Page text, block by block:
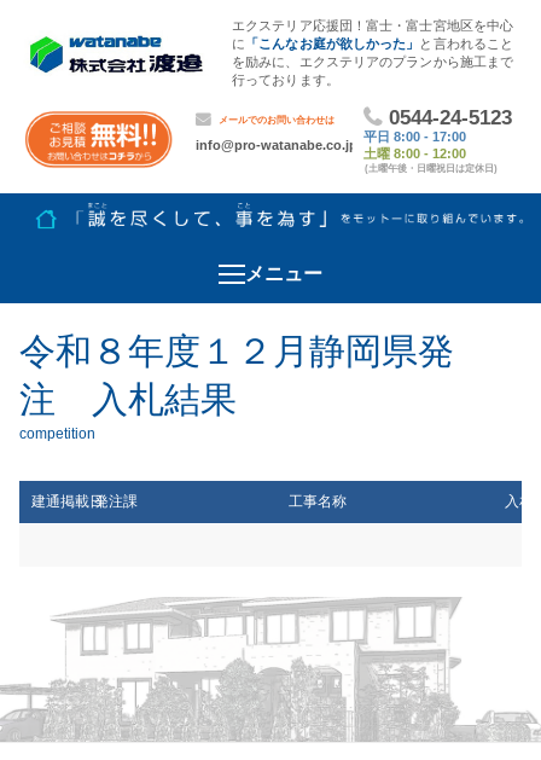
エクステリア応援団！富士・富士宮地区を中心
に 「こんなお庭が欲しかった」
と言われること
を励みに、エクステリアのプランから施工まで
行っております。
メニュー
令和８年度１２月静岡県発
注 入札結果
建通掲載日発注課 工事名称 入札